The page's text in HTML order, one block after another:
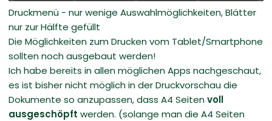
Druckmenü - nur wenige Auswahlmöglichkeiten, Blätter
nur zur Hälfte gefüllt
Die Möglichkeiten zum Drucken vom Tablet/Smartphone
sollten noch ausgebaut werden!
Ich habe bereits in allen möglichen Apps nachgeschaut,
es ist bisher nicht möglich in der Druckvorschau die
Dokumente so anzupassen, dass A4 Seitenvoll
ausgeschöpft werden. (solange man die A4 Seiten